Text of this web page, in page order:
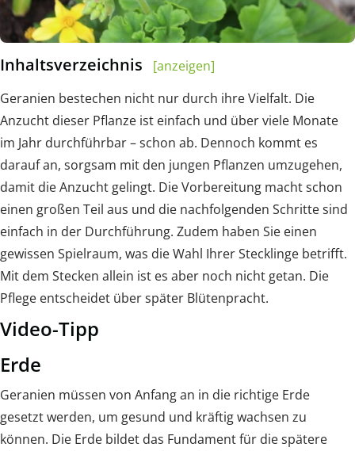
Inhaltsverzeichnis
[anzeigen]
Geranien bestechen nicht nur durch ihre Vielfalt. Die
Anzucht dieser Pflanze ist einfach und über viele Monate
im Jahr durchführbar – schon ab. Dennoch kommt es
darauf an, sorgsam mit den jungen Pflanzen umzugehen,
damit die Anzucht gelingt. Die Vorbereitung macht schon
einen großen Teil aus und die nachfolgenden Schritte sind
einfach in der Durchführung. Zudem haben Sie einen
gewissen Spielraum, was die Wahl Ihrer Stecklinge betrifft.
Mit dem Stecken allein ist es aber noch nicht getan. Die
Pflege entscheidet über später Blütenpracht.
Video-Tipp
Erde
Geranien müssen von Anfang an in die richtige Erde
gesetzt werden, um gesund und kräftig wachsen zu
können. Die Erde bildet das Fundament für die spätere